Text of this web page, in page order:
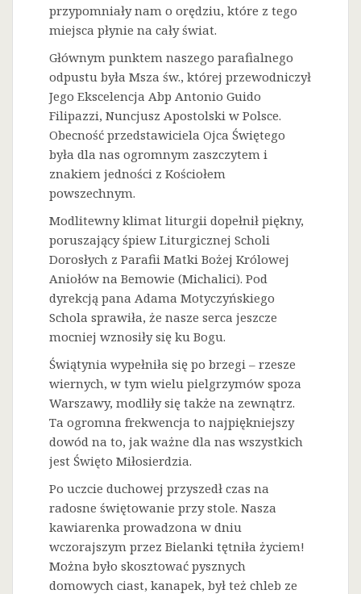
przypomniały nam o orędziu, które z tego
miejsca płynie na cały świat.
Głównym punktem naszego parafialnego
odpustu była Msza św., której przewodniczył
Jego Ekscelencja Abp Antonio Guido
Filipazzi, Nuncjusz Apostolski w Polsce.
Obecność przedstawiciela Ojca Świętego
była dla nas ogromnym zaszczytem i
znakiem jedności z Kościołem
powszechnym.
Modlitewny klimat liturgii dopełnił piękny,
poruszający śpiew Liturgicznej Scholi
Dorosłych z Parafii Matki Bożej Królowej
Aniołów na Bemowie (Michalici). Pod
dyrekcją pana Adama Motyczyńskiego
Schola sprawiła, że nasze serca jeszcze
mocniej wznosiły się ku Bogu.
Świątynia wypełniła się po brzegi – rzesze
wiernych, w tym wielu pielgrzymów spoza
Warszawy, modliły się także na zewnątrz.
Ta ogromna frekwencja to najpiękniejszy
dowód na to, jak ważne dla nas wszystkich
jest Święto Miłosierdzia.
Po uczcie duchowej przyszedł czas na
radosne świętowanie przy stole. Nasza
kawiarenka prowadzona w dniu
wczorajszym przez Bielanki tętniła życiem!
Można było skosztować pysznych
domowych ciast, kanapek, był też chleb ze